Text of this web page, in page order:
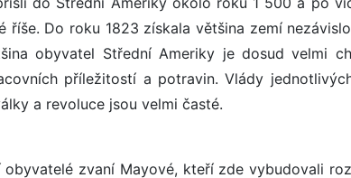
Do roku 1823 získala většina zemí
obyvatel Střední Ameriky je dosud velmi
příležitostí a potravin. Vlády
a revoluce jsou velmi časté.
zvaní Mayové, kteří zde vybudovali